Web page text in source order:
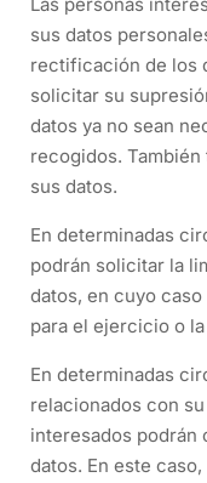
sus datos
rectificación de los
solicitar su
datos ya no sean
recogidos.
sus datos.
En determinadas
podrán solicitar la
datos, en cuyo
para el ejercicio o
En determinadas
relacionados con
interesados podrán
datos. En este caso,